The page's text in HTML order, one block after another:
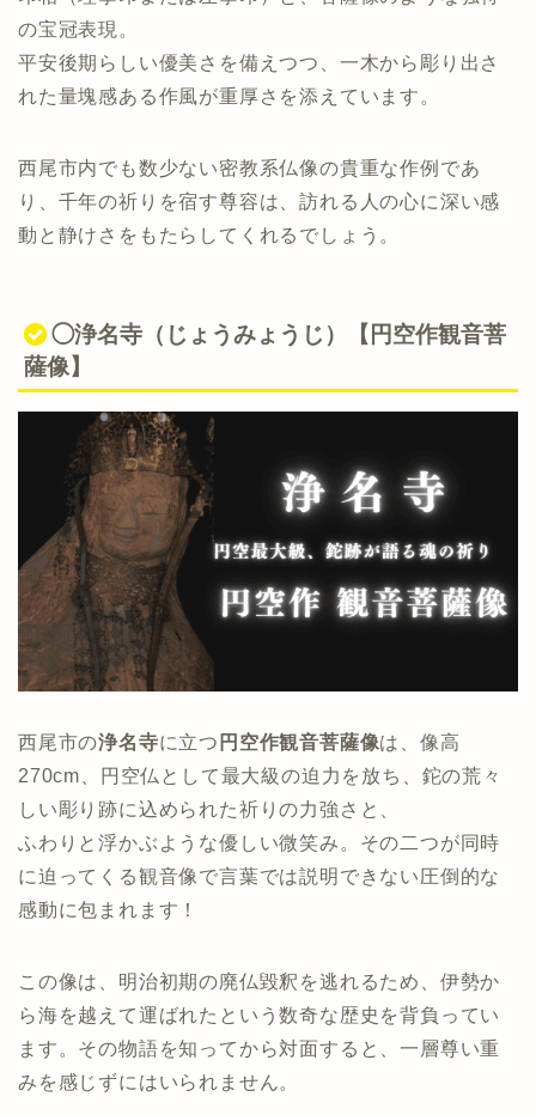
の宝冠表現。
平安後期らしい優美さを備えつつ、一木から彫り出さ
れた量塊感ある作風が重厚さを添えています。
西尾市内でも数少ない密教系仏像の貴重な作例であ
り、千年の祈りを宿す尊容は、訪れる人の心に深い感
動と静けさをもたらしてくれるでしょう。
◯浄名寺（じょうみょうじ）【円空作観音菩
薩像】
西尾市の浄名寺に立つ 円空作観音菩薩像は、像高
270cm、円空仏として最大級の迫力を放ち、鉈の荒々
しい彫り跡に込められた祈りの力強さと、
ふわりと浮かぶような優しい微笑み。その二つが同時
に迫ってくる観音像で言葉では説明できない圧倒的な
感動に包まれます！
この像は、明治初期の廃仏毀釈を逃れるため、伊勢か
ら海を越えて運ばれたという数奇な歴史を背負ってい
ます。その物語を知ってから対面すると、一層尊い重
みを感じずにはいられません。